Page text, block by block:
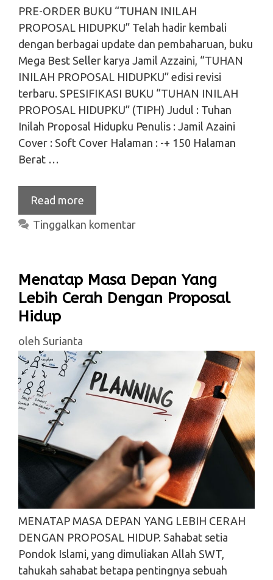
PRE-ORDER BUKU “TUHAN INILAH
PROPOSAL HIDUPKU” Telah hadir kembali
dengan berbagai update dan pembaharuan, buku
Mega Best Seller karya Jamil Azzaini, “TUHAN
INILAH PROPOSAL HIDUPKU” edisi revisi
terbaru. SPESIFIKASI BUKU “TUHAN INILAH
PROPOSAL HIDUPKU” (TIPH) Judul : Tuhan
Inilah Proposal Hidupku Penulis : Jamil Azaini
Cover : Soft Cover Halaman : -+ 150 Halaman
Berat …
Read more
Tinggalkan komentar
Menatap Masa Depan Yang
Lebih Cerah Dengan Proposal
Hidup
oleh Surianta
MENATAP MASA DEPAN YANG LEBIH CERAH
DENGAN PROPOSAL HIDUP. Sahabat setia
Pondok Islami, yang dimuliakan Allah SWT,
tahukah sahabat betapa pentingnya sebuah